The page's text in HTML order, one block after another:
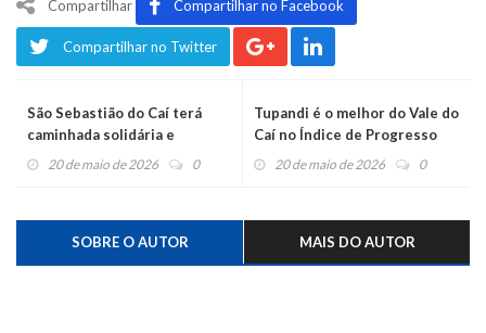
Compartilhar Compartilhar no Facebook
Compartilhar no Twitter
São Sebastião do Caí terá
caminhada solidária e
programação especial no Dia
20 de maio de 2026 0
Tupandi é o melhor do Vale do
Caí no Índice de Progresso
Social (IPS) Brasil 2026
20 de maio de 2026 0
SOBRE O AUTOR MAIS DO AUTOR